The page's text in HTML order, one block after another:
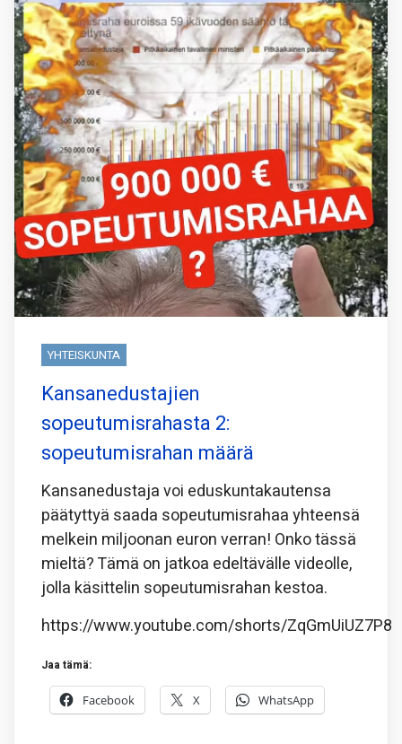
YHTEISKUNTA
Kansanedustajien
sopeutumisrahasta 2:
sopeutumisrahan määrä
Kansanedustaja voi eduskuntakautensa
päätyttyä saada sopeutumisrahaa yhteensä
melkein miljoonan euron verran! Onko tässä
mieltä? Tämä on jatkoa edeltävälle videolle,
jolla käsittelin sopeutumisrahan kestoa.
https://www.youtube.com/shorts/ZqGmUiUZ7P8
Jaa tämä:
Facebook X WhatsApp